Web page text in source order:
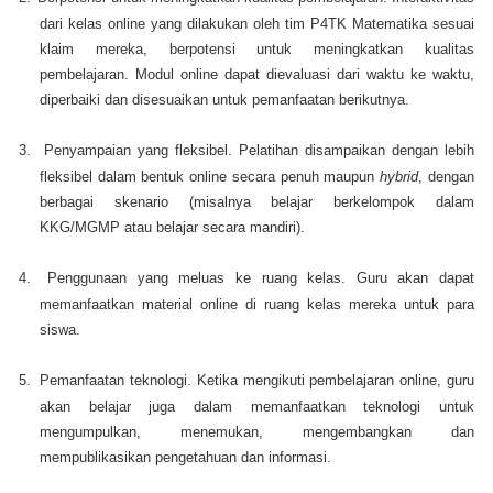
dari kelas online yang dilakukan oleh tim P4TK Matematika sesuai
klaim mereka, berpotensi untuk meningkatkan kualitas
pembelajaran. Modul online dapat dievaluasi dari waktu ke waktu,
diperbaiki dan disesuaikan untuk pemanfaatan berikutnya.
3.
Penyampaian yang fleksibel. Pelatihan disampaikan dengan lebih
fleksibel dalam bentuk online secara penuh maupunhybrid, dengan
berbagai skenario (misalnya belajar berkelompok dalam
KKG/MGMP atau belajar secara mandiri).
4.
Penggunaan yang meluas ke ruang kelas. Guru akan dapat
memanfaatkan material online di ruang kelas mereka untuk para
siswa.
5.
Pemanfaatan teknologi. Ketika mengikuti pembelajaran online, guru
akan belajar juga dalam memanfaatkan teknologi untuk
mengumpulkan, menemukan, mengembangkan dan
mempublikasikan pengetahuan dan informasi.